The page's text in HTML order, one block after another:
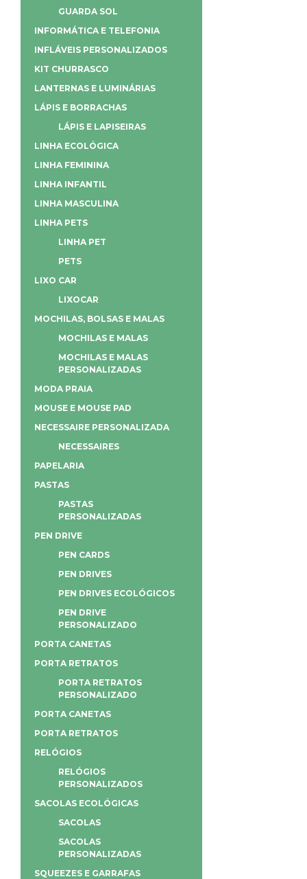
GUARDA SOL
INFORMÁTICA E TELEFONIA
INFLÁVEIS PERSONALIZADOS
KIT CHURRASCO
LANTERNAS E LUMINÁRIAS
LÁPIS E BORRACHAS
LÁPIS E LAPISEIRAS
LINHA ECOLÓGICA
LINHA FEMININA
LINHA INFANTIL
LINHA MASCULINA
LINHA PETS
LINHA PET
PETS
LIXO CAR
LIXOCAR
MOCHILAS, BOLSAS E MALAS
MOCHILAS E MALAS
MOCHILAS E MALAS
PERSONALIZADAS
MODA PRAIA
MOUSE E MOUSE PAD
NECESSAIRE PERSONALIZADA
NECESSAIRES
PAPELARIA
PASTAS
PASTAS
PERSONALIZADAS
PEN DRIVE
PEN CARDS
PEN DRIVES
PEN DRIVES ECOLÓGICOS
PEN DRIVE
PERSONALIZADO
PORTA CANETAS
PORTA RETRATOS
PORTA RETRATOS
PERSONALIZADO
PORTA CANETAS
PORTA RETRATOS
RELÓGIOS
RELÓGIOS
PERSONALIZADOS
SACOLAS ECOLÓGICAS
SACOLAS
SACOLAS
PERSONALIZADAS
SQUEEZES E GARRAFAS